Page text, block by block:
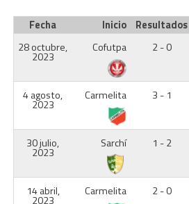
Fecha Inicio Resultados
28 octubre,
2023
Cofutpa 2 - 0
4 agosto,
2023
Carmelita 3 - 1
30 julio,
2023
Sarchí
1 - 2
14 abril,
2023
Carmelita
2 - 0